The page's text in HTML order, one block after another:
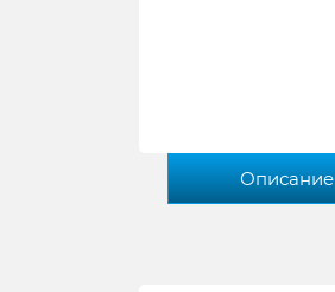
Описание